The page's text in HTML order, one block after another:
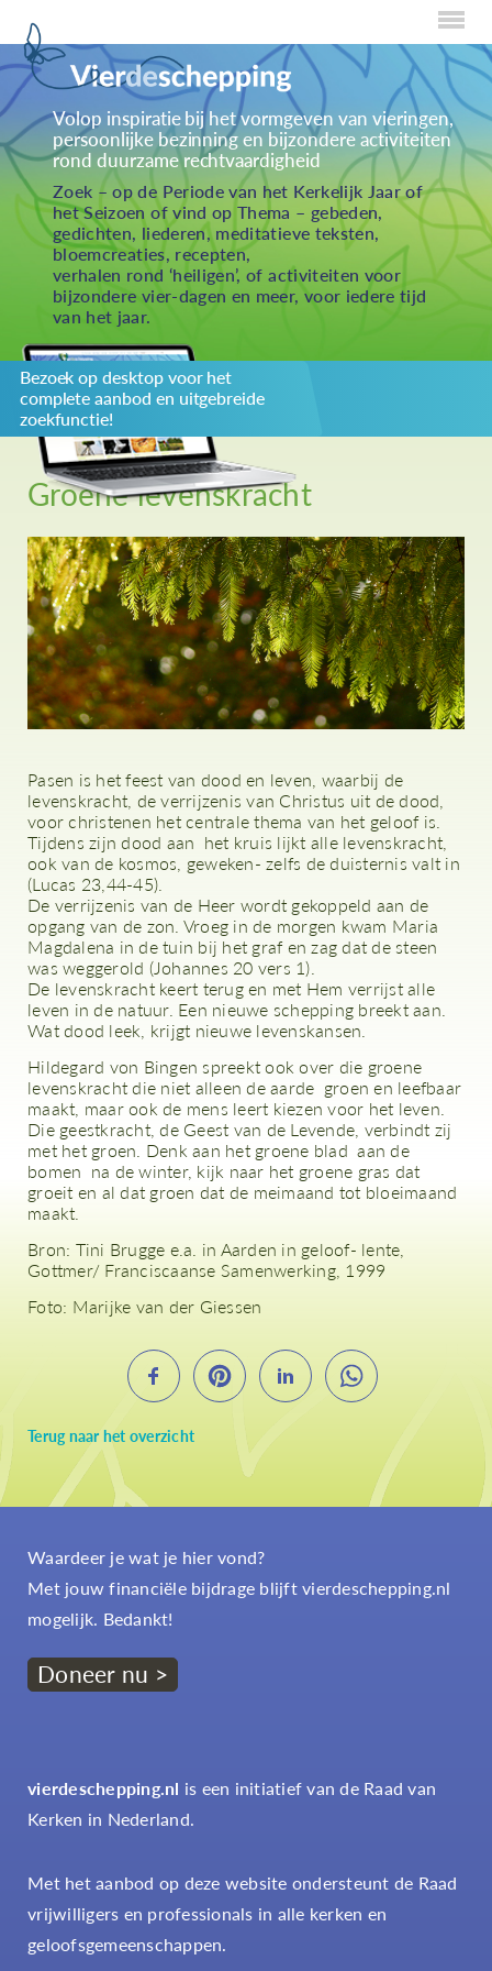
Home
Over Creaties
Over Vieren
Over Eten
Over Activiteiten
Inzenden
Over ons
Privacybeleid
Redactiestatuut
log in
Volop inspiratie bij het vormgeven van vieringen,
persoonlijke bezinning en bijzondere activiteiten
rond duurzame rechtvaardigheid
Zoek – op de Periode van het Kerkelijk Jaar of
het Seizoen of vind op Thema – gebeden,
gedichten, liederen, meditatieve teksten,
bloemcreaties, recepten,
verhalen rond ‘heiligen’, of activiteiten voor
bijzondere vier-dagen en meer, voor iedere tijd
van het jaar.
Bezoek op desktop voor het
complete aanbod en uitgebreide
zoekfunctie!
Terug naar het overzicht
Groene levenskracht
Pasen is het feest van dood en leven, waarbij de
levenskracht, de verrijzenis van Christus uit de dood,
voor christenen het centrale thema van het geloof is.
Tijdens zijn dood aan het kruis lijkt alle levenskracht,
ook van de kosmos, geweken- zelfs de duisternis valt in
(Lucas 23,44-45).
De verrijzenis van de Heer wordt gekoppeld aan de
opgang van de zon. Vroeg in de morgen kwam Maria
Magdalena in de tuin bij het graf en zag dat de steen
was weggerold (Johannes 20 vers 1).
De levenskracht keert terug en met Hem verrijst alle
leven in de natuur. Een nieuwe schepping breekt aan.
Wat dood leek, krijgt nieuwe levenskansen.
Hildegard von Bingen spreekt ook over die groene
levenskracht die niet alleen de aarde groen en leefbaar
maakt, maar ook de mens leert kiezen voor het leven.
Die geestkracht, de Geest van de Levende, verbindt zij
met het groen. Denk aan het groene blad aan de
bomen na de winter, kijk naar het groene gras dat
groeit en al dat groen dat de meimaand tot bloeimaand
maakt.
Bron: Tini Brugge e.a. in Aarden in geloof- lente,
Gottmer/ Franciscaanse Samenwerking, 1999
Foto: Marijke van der Giessen
Waardeer je wat je hier vond?
Met jouw financiële bijdrage blijft vierdeschepping.nl
mogelijk. Bedankt!
Doneer nu >
vierdeschepping.nl is een initiatief van de Raad van
Kerken in Nederland.
Met het aanbod op deze website ondersteunt de Raad
vrijwilligers en professionals in alle kerken en
geloofsgemeenschappen.